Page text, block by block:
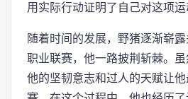
用实际行动证明了自己对这项运
随着时间的发展，野猪逐渐崭
职业联赛，他一路披荆斩棘。
他的坚韧意志和过人的天赋让